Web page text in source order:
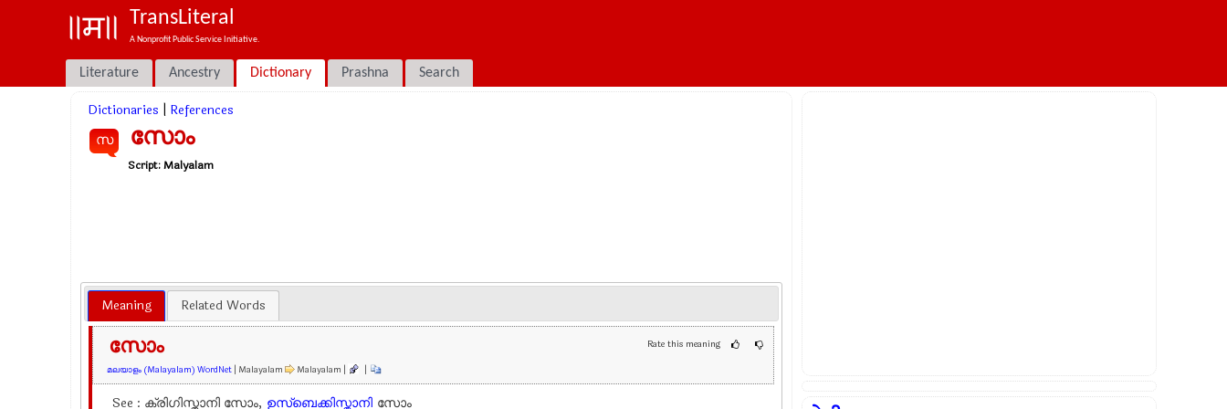
TransLiteral
A Nonprofit Public Service Initiative.
Literature Ancestry Dictionary Prashna Search
Dictionaries References
സ സോം
Script:Malyalam
Meaning Related Words
Rate this meaning
സോം
മലയാളം (Malayalam) WordNet| Malayalam Malayalam | |
See : ക്രിഗിസ്താനി സോം, ഉസ്ബെക്കിസ്താനി സോം